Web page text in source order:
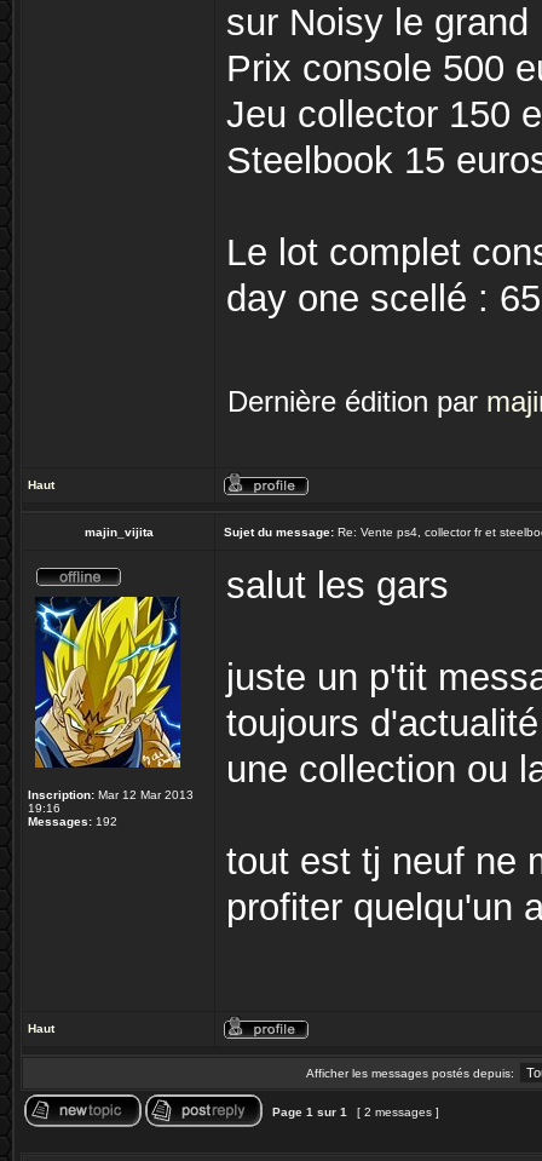
sur Noisy le grand
Prix console 500
Jeu collector 150
Steelbook 15
Le lot complet
day one scellé :
Dernière édition par
Haut
majin_vijita Sujet du message: Re: Vente ps4, collector fr et
Inscription: Mar 12 Mar 2013
19:16
Messages: 192
salut les gars
juste un p'tit
toujours
une collection ou
tout est tj neuf ne
profiter quelqu'un
Haut
Afficher les messages postés depuis:
Page 1 sur 1 [ 2 messages ]